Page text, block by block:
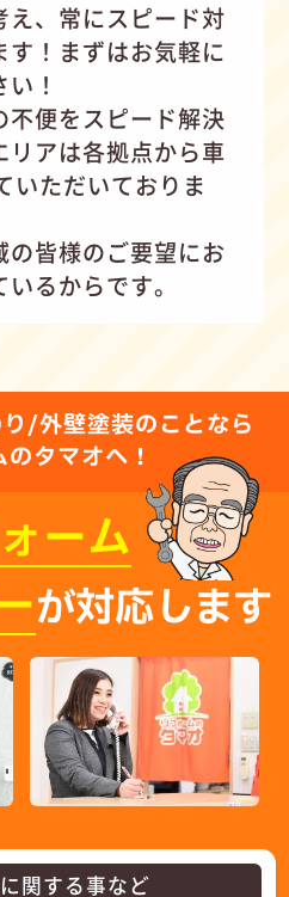
、常にスピード対
す！まずはお気軽に
！
便をスピード解決
リアは各拠点から車
いただいておりま
皆様のご要望にお
るからです。
/外壁塗装のことなら
タマオへ！
ーム
が対応します
関する事など